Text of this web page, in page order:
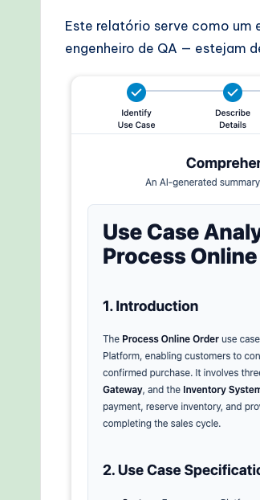
Este relatório serve como um
engenheiro de QA — estejam